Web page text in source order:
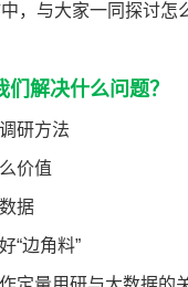
，与大家一同探讨怎
解决什么问题？
研方法
价值
据
“边角料”